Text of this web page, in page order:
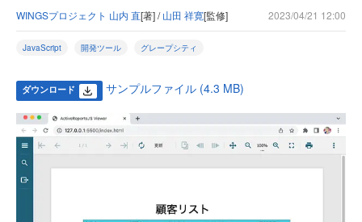
WINGSプロジェクト 山内 直[著] /山田 祥寛[監修] 2023/04/21 12:00
JavaScript 開発ツール グレープシティ
ダウンロード サンプルファイル (4.3 MB)